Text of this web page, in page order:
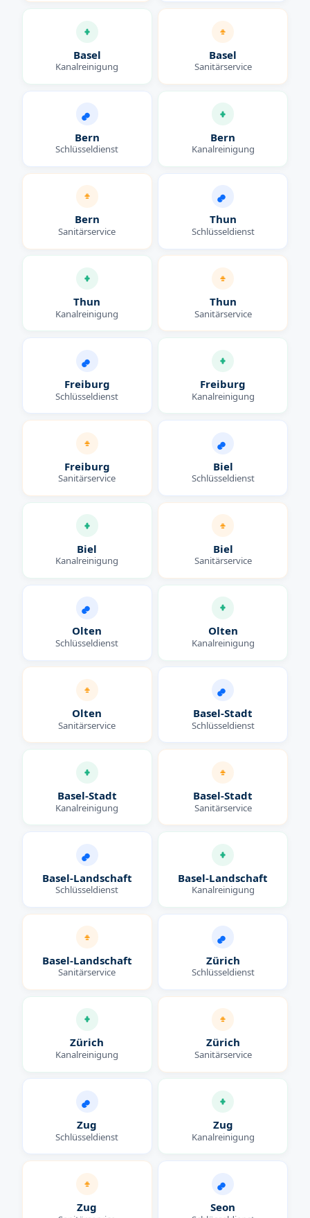
Basel
Kanalreinigung
Basel
Sanitärservice
Bern
Schlüsseldienst
Bern
Kanalreinigung
Bern
Sanitärservice
Thun
Schlüsseldienst
Thun
Kanalreinigung
Thun
Sanitärservice
Freiburg
Schlüsseldienst
Freiburg
Kanalreinigung
Freiburg
Sanitärservice
Biel
Schlüsseldienst
Biel
Kanalreinigung
Biel
Sanitärservice
Olten
Schlüsseldienst
Olten
Kanalreinigung
Olten
Sanitärservice
Basel-Stadt
Schlüsseldienst
Basel-Stadt
Kanalreinigung
Basel-Stadt
Sanitärservice
Basel-Landschaft
Schlüsseldienst
Basel-Landschaft
Kanalreinigung
Basel-Landschaft
Sanitärservice
Zürich
Schlüsseldienst
Zürich
Kanalreinigung
Zürich
Sanitärservice
Zug
Schlüsseldienst
Zug
Kanalreinigung
Zug Seon